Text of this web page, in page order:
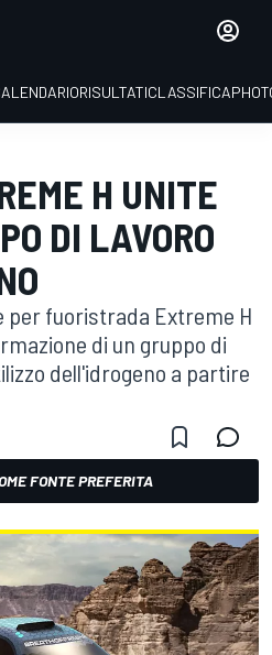
RISULTATICLASSIFICA
H UNITE
DI LAVORO
per fuoristrada Extreme H
di un gruppo di
dell'idrogeno a partire
FONTE PREFERITA